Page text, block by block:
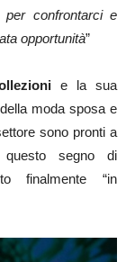
confrontarci e
opportunità”
e la sua
moda sposa e
sono pronti a
segno di
finalmente “in